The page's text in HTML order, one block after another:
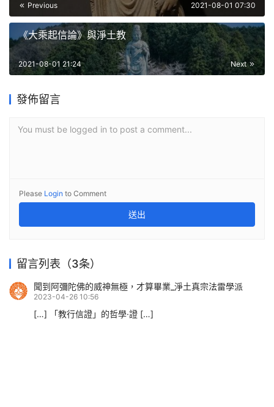
Previous 2021-08-01 07:30
《大乘起信論》與淨土教
Next
2021-08-01 21:24
發佈留言
You must be logged in to post a comment...
Please Login to Comment
送出
留言列表（3条）
聞到阿彌陀佛的威神無極，才算畢業_淨土真宗法雷學派
2023-04-26 10:56
[…] 「教行信證」的哲學·證 […]